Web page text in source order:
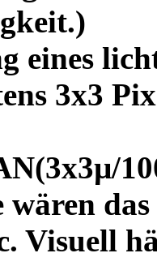
eines
3x3
wären
Visuell